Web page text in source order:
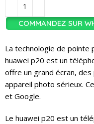
COMMANDEZ SUR
La technologie de pointe
huawei p20 est un
offre un grand écran,
appareil photo sérieux.
et Google.
Le huawei p20 est un